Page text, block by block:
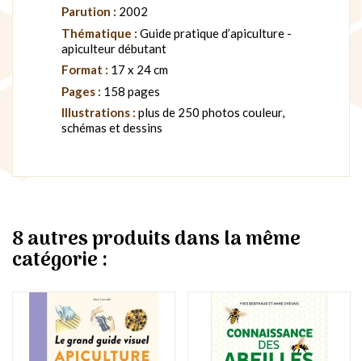
Parution : 2002
Thématique : Guide pratique d’apiculture -
apiculteur débutant
Format : 17 x 24 cm
Pages : 158 pages
Illustrations : plus de 250 photos couleur,
schémas et dessins
8 autres produits dans la même
catégorie :